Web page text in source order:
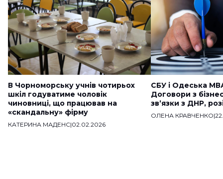
В Чорноморську учнів чотирьох
шкіл годуватиме чоловік
чиновниці, що працював на
«скандальну» фірму
КАТЕРИНА МАДЕНС|02.02.2026
СБУ і Одеська
Договори з
звʼязки з ДНР,
ОЛЕНА КРАВЧЕНКО|